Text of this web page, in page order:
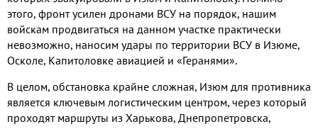
этого, фронт усилен дронами ВСУ на порядок, нашим
войскам продвигаться на данном участке практически
невозможно, наносим удары по территории ВСУ в Изюме,
Осколе, Капитоловке авиацией и «Геранями».
В целом, обстановка крайне сложная, Изюм для противника
является ключевым логистическим центром, через который
проходят маршруты из Харькова, Днепропетровска,